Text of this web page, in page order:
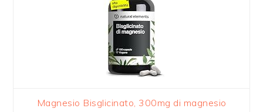
Magnesio Bisglicinato, 300mg di magnesio